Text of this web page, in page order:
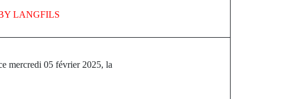
LANGFILS
mercredi 05 février 2025, la